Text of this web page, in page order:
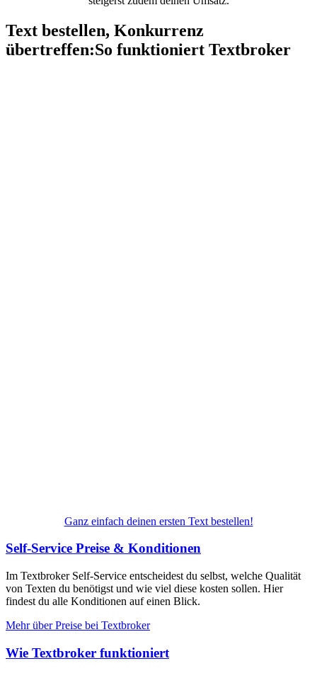
Text bestellen, Konkurrenz
übertreffen:So funktioniert Textbroker
Ganz einfach deinen ersten Text bestellen!
Self-Service Preise & Konditionen
Im Textbroker Self-Service entscheidest du selbst, welche Qualität
von Texten du benötigst und wie viel diese kosten sollen. Hier
findest du alle Konditionen auf einen Blick.
Mehr über Preise bei Textbroker
Wie Textbroker funktioniert